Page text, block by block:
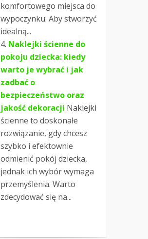
komfortowego miejsca do
wypoczynku. Aby stworzyć
idealną...
Naklejki ścienne do
pokoju dziecka: kiedy
warto je wybrać i jak
zadbać o
bezpieczeństwo oraz
jakość dekoracji Naklejki
ścienne to doskonałe
rozwiązanie, gdy chcesz
szybko i efektownie
odmienić pokój dziecka,
jednak ich wybór wymaga
przemyślenia. Warto
zdecydować się na...